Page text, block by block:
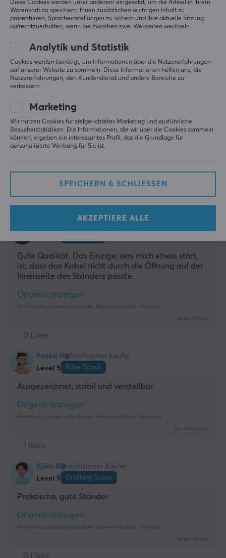
MaxMount Lautsprecherständer Höhenverstellbar - Schwarz
1 liken
Level 5
Sporty Scout
Ich bin sehr zufrieden
Plus
Dass sie in der Höhe verstellbar sind
0 Likes
Gute Qualität. Das Einzige, was mich etwas stört,
ist, dass das Kabel nicht durch die Öffnung auf der
Innenseite des Ständers passte.
Original anzeigen
MaxMount Lautsprecherständer Höhenverstellbar - Schwarz
letzte Woche
0 Likes
Pekka H
Verifizierter Käufer
Level 5
Rare Scout
Ausgezeichnet, stabil und verstellbar
Original anzeigen
MaxMount Lautsprecherständer Höhenverstellbar - Schwarz
vor 2 Monaten
1 liken
Björn B
Verifizierter Käufer
Level 5
Crafting Scout
Praktische, gute Ständer.
Original anzeigen
MaxMount Lautsprecherständer Höhenverstellbar - Schwarz
letzte Woche
0 Likes
Diese Cookies werden unter anderem eingesetzt, um die Artikel in Ihrem
Warenkorb zu speichern, Ihnen zusätzlichen wichtigen Inhalt zu
präsentieren, Spracheinstellungen zu sichern und Ihre aktuelle Sitzung
aufrechtzuerhalten, wenn Sie zwischen zwei Webseiten wechseln.
Analytik und Statistik
Cookies werden benötigt, um Informationen über die Nutzererfahrungen
auf unserer Website zu sammeln. Diese Informationen helfen uns, die
Nutzererfahrungen, den Kundendienst und andere Bereiche zu
verbessern.
Marketing
Wir nutzen Cookies für zielgerichtetes Marketing und ausführliche
Besucherstatistiken. Die Informationen, die wir über die Cookies sammeln
können, ergeben ein interessantes Profil, das die Grundlage für
personalisierte Werbung für Sie ist.
SPEICHERN & SCHLIESSEN
AKZEPTIERE ALLE